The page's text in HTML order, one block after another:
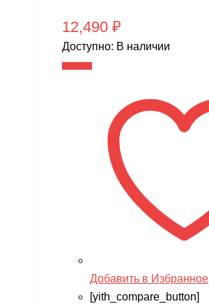
12,490 ₽
Доступно: В наличии
Добавить в Избранное
[yith_compare_button]